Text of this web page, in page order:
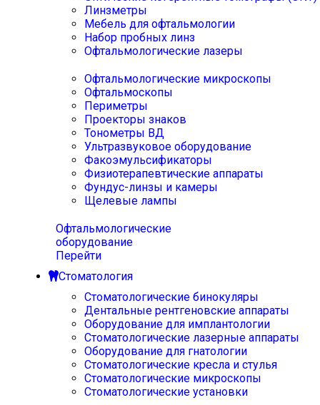
Линзметры
Мебель для офтальмологии
Набор пробных линз
Офтальмологические лазеры
Офтальмологические микроскопы
Офтальмоскопы
Периметры
Проекторы знаков
Тонометры ВД
Ультразвуковое оборудование
Факоэмульсификаторы
Физиотерапевтические аппараты
Фундус-линзы и камеры
Щелевые лампы
Офтальмологические
оборудование
Перейти
Стоматология
Стоматологические бинокуляры
Дентальные рентгеновские аппараты
Оборудование для имплантологии
Стоматологические лазерные аппараты
Оборудование для гнатологии
Стоматологические кресла и стулья
Стоматологические микроскопы
Стоматологические установки